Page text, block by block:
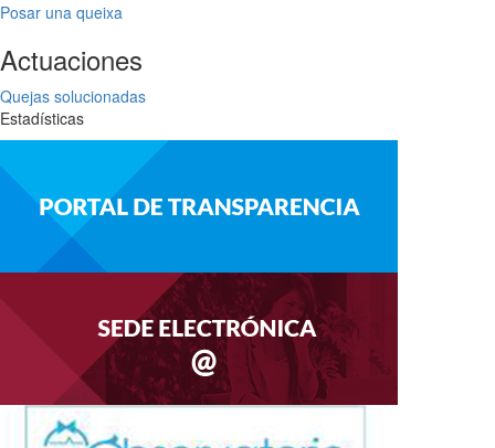
Posar una queixa
Actuaciones
Quejas solucionadas
Estadísticas